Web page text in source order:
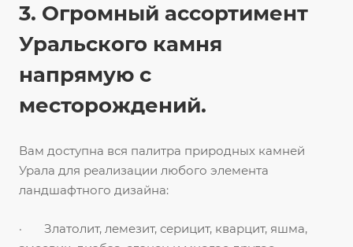
3. Огромный ассортимент
Уральского камня
напрямую с
месторождений.
Вам доступна вся палитра природных камней
Урала для реализации любого элемента
ландшафтного дизайна:
· Златолит, лемезит, серицит, кварцит, яшма,